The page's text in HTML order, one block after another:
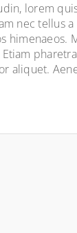
lorem
nec
aliquet.